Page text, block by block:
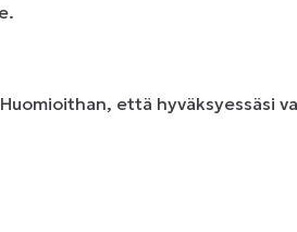
että hyväksyessäsi